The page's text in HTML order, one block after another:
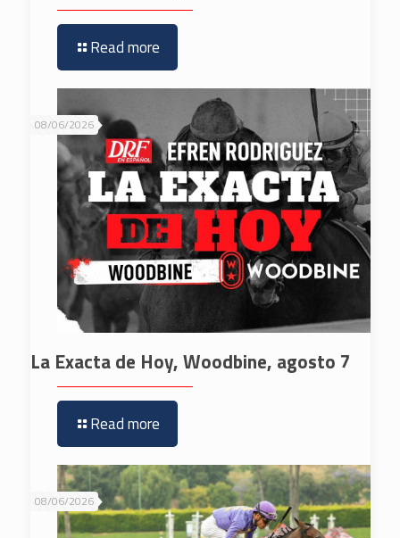
Read more
08/06/2026
La Exacta de Hoy, Woodbine, agosto 7
Read more
08/06/2026